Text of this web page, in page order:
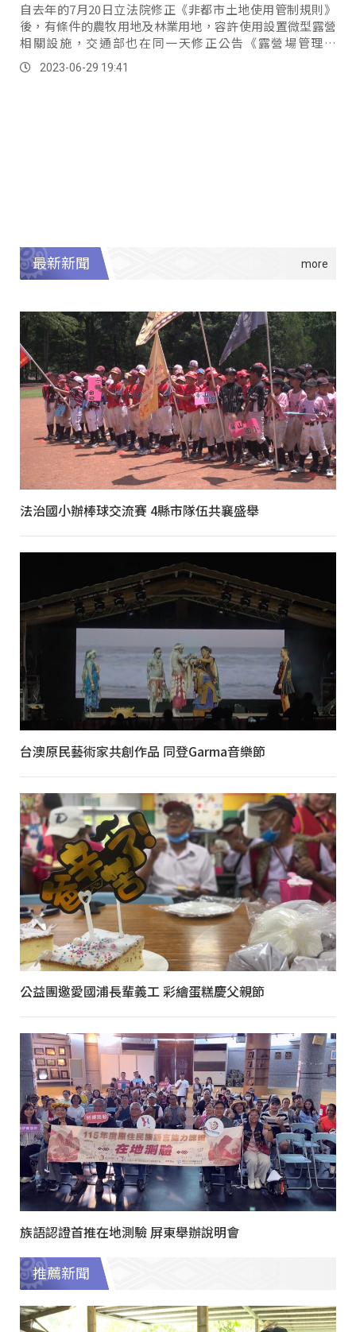
自去年的7月20日立法院修正《非都市土地使用管制規則》
後，有條件的農牧用地及林業用地，容許使用設置微型露營
相關設施，交通部也在同一天修正公告《露營場管理要
點》，以利露營活動及場域管理能在規範條件下執行。
2023-06-29 19:41
最新新聞
法治國小辦棒球交流賽 4縣市隊伍共襄盛舉
台澳原民藝術家共創作品 同登Garma音樂節
公益團邀愛國浦長輩義工 彩繪蛋糕慶父親節
族語認證首推在地測驗 屏東舉辦說明會
推薦新聞